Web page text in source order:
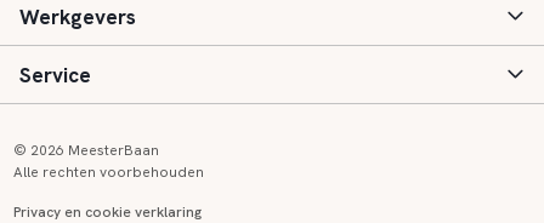
Speciaal (basis) onderwijs
Voortgezet onderwijs
Aanmelden
Vacatures
Werkgevers
Inloggen
Service
© 2026 MeesterBaan
Alle rechten voorbehouden
Privacy en cookie verklaring